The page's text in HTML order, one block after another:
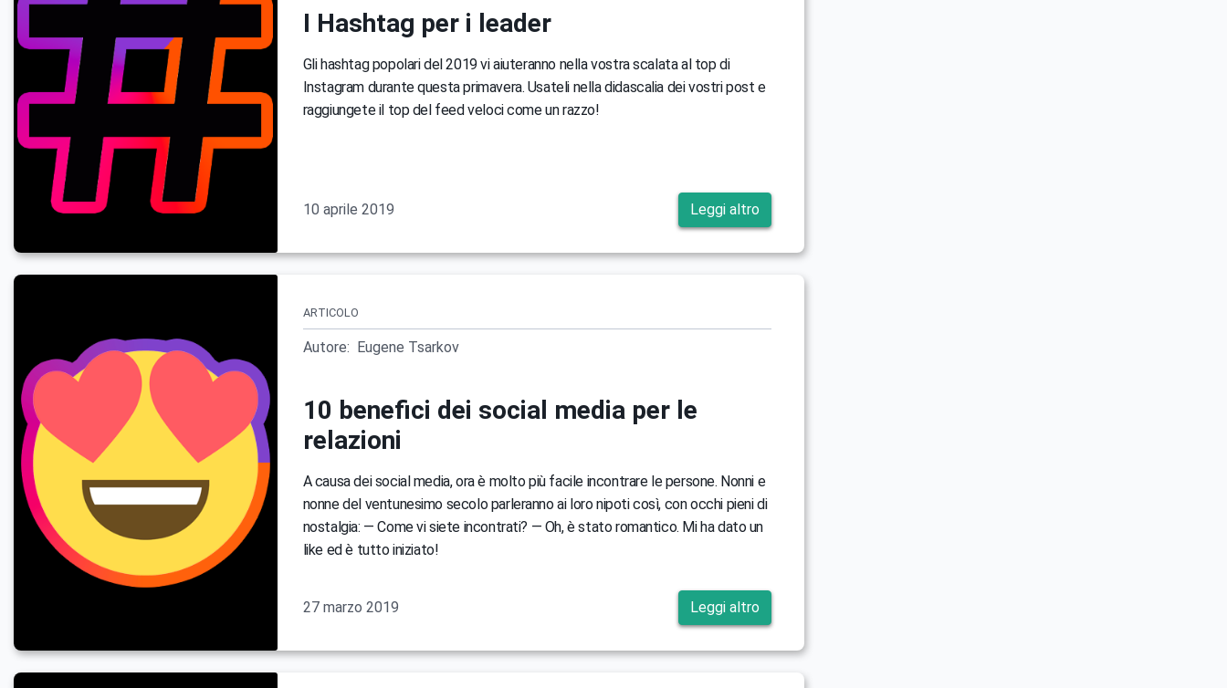
I Hashtag per i leader
Gli hashtag popolari del 2019 vi aiuteranno nella vostra scalata al top di
Instagram durante questa primavera. Usateli nella didascalia dei vostri post e
raggiungete il top del feed veloci come un razzo!
10 aprile 2019 Leggi altro
ARTICOLO
Autore: Eugene Tsarkov
10 benefici dei social media per le
relazioni
A causa dei social media, ora è molto più facile incontrare le persone. Nonni e
nonne del ventunesimo secolo parleranno ai loro nipoti così, con occhi pieni di
nostalgia: — Come vi siete incontrati? — Oh, è stato romantico. Mi ha dato un
like ed è tutto iniziato!
27 marzo 2019 Leggi altro